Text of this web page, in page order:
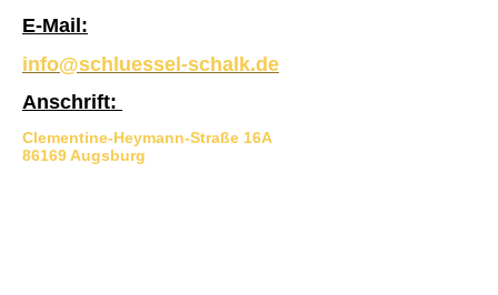
E-Mail:
info@schluessel-schalk.de
Anschrift:
Clementine-Heymann-Straße 16A
86169 Augsburg